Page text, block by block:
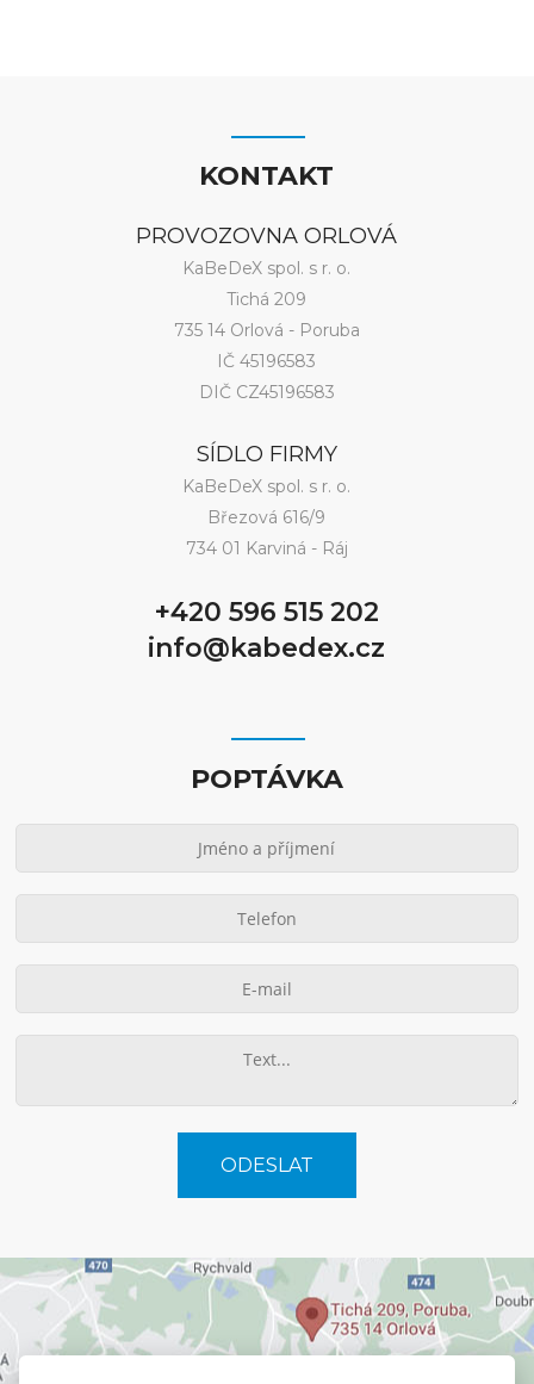
KONTAKT
PROVOZOVNA ORLOVÁ
KaBeDeX spol. s r. o.
Tichá 209
735 14 Orlová - Poruba
IČ 45196583
DIČ CZ45196583
SÍDLO FIRMY
KaBeDeX spol. s r. o.
Březová 616/9
734 01 Karviná - Ráj
+420 596 515 202
info@kabedex.cz
POPTÁVKA